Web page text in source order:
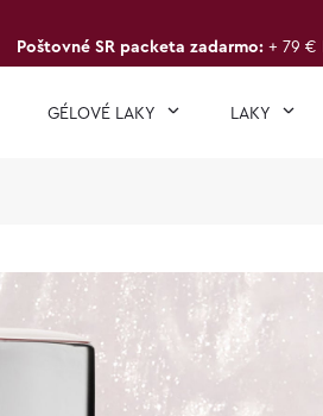
Poštovné SR packeta zadarmo: + 79 €
GÉLOVÉ LAKY LAKY